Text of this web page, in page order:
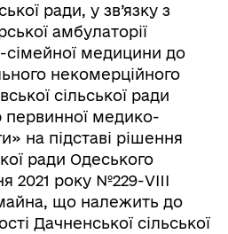
ради, у зв’язку з
амбулаторії
сімейної медицини до
некомерційного
сільської ради
первинної медико-
на підставі рішення
ради Одеського
2021 року №229-VIII
що належить до
Дачненської сільської